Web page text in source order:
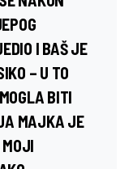
I BAŠ JE
– U TO
BITI
MAJKA JE